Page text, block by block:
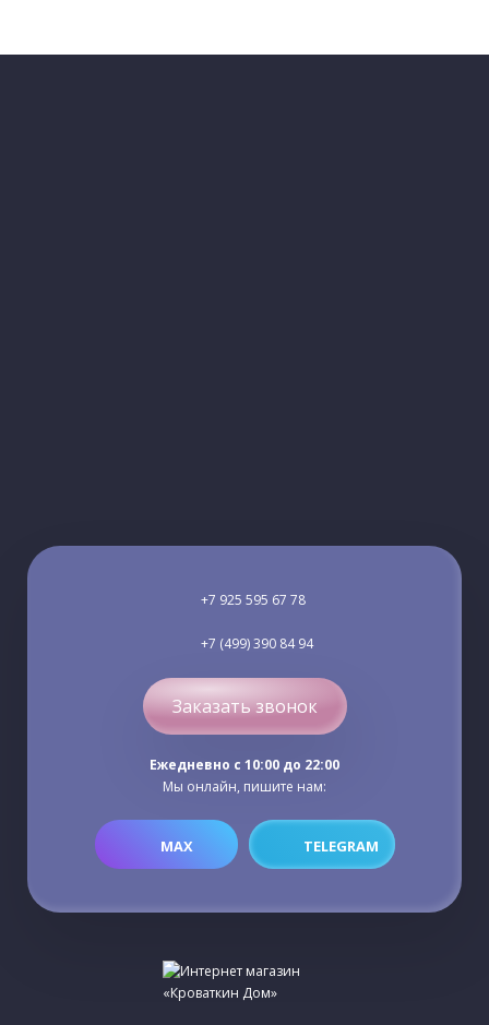
+7 925 595 67 78
+7 (499) 390 84 94
Заказать звонок
Ежедневно c 10:00 до 22:00
Мы онлайн, пишите нам:
MAX TELEGRAM